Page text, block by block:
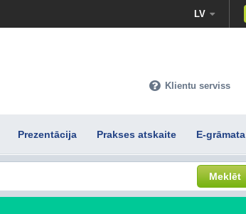
LV
Klientu serviss
Prezentācija Prakses atskaite E-grāmata
Meklēt